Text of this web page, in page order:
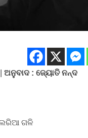
ଅନୁବାଦ : ଜ୍ୟୋତି ନନ୍ଦ
ଗଳି